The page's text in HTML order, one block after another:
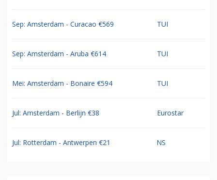
Sep: Amsterdam - Curacao €569 TUI
Sep: Amsterdam - Aruba €614 TUI
Mei: Amsterdam - Bonaire €594 TUI
Jul: Amsterdam - Berlijn €38 Eurostar
Jul: Rotterdam - Antwerpen €21 NS